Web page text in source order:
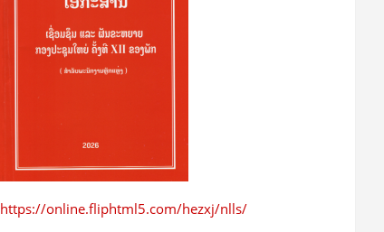
https://online.fliphtml5.com/hezxj/nlls/